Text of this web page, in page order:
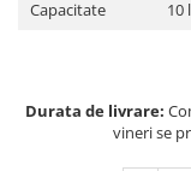
Capacitate
10 l
Durata de livrare:
vineri se